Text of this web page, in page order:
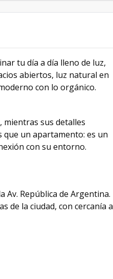
tu día a día lleno de luz,
abiertos, luz natural en
con lo orgánico.
mientras sus detalles
que un apartamento: es un
con su entorno.
Av. República de Argentina.
de la ciudad, con cercanía a